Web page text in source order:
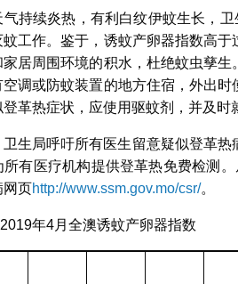
气持续炎热，有利白纹伊蚊生长，
工作。鉴于，诱蚊产卵器指数高
家居周围环境的积水，杜绝蚊虫孳
调或防蚊装置的地方住宿，外出时
革热症状，应使用驱蚊剂，并及时
卫生局呼吁所有医生留意疑似登革
所有医疗机构提供登革热免费检测
网页http://www.ssm.gov.mo/csr/。
年4月全澳诱蚊产卵器指数